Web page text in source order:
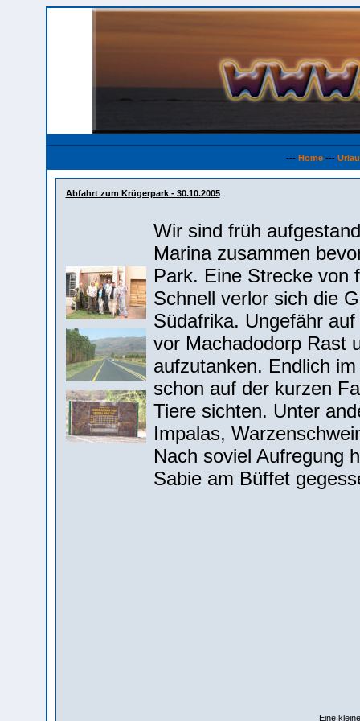
--- Home---
Abfahrt zum Krügerpark - 30.10.2005
Wir sind früh
Marina zusammen
Park. Eine Strecke von
Schnell verlor sich die
Südafrika. Ungefähr
vor Machadodorp Rast
aufzutanken. Endlich
schon auf der kurzen
Tiere sichten. Unter
Impalas,
Nach soviel Aufregung
Sabie am Büffet
Eine